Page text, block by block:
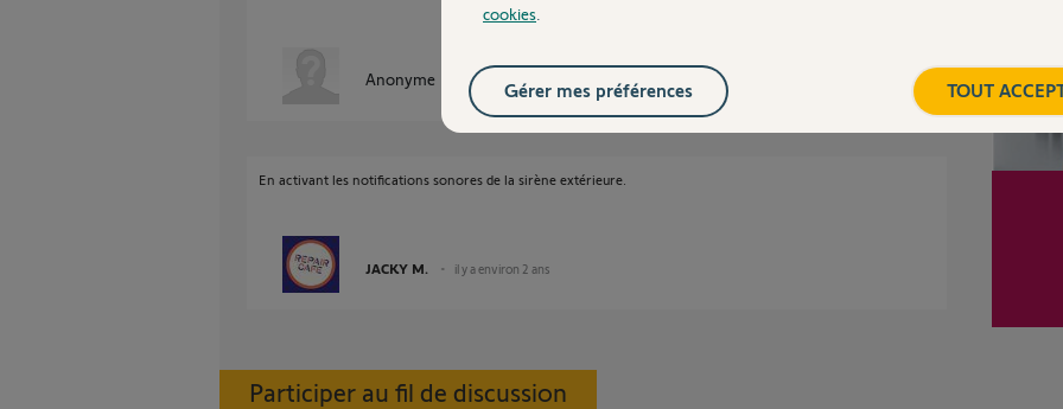
Anonyme il y a environ 2 ans
En activant les notifications sonores de la sirène extérieure.
JACKY M. il y a environ 2 ans
Participer au fil de discussion
cookies
TOUT
Gérer mes préférences